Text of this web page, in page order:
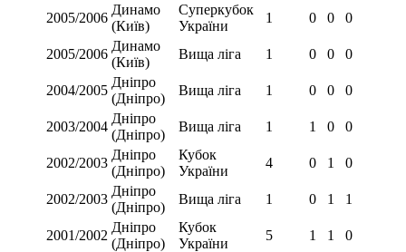
2005/2006
Динамо
(Київ)
Суперкубок
України
1 0 0 0
2005/2006
Динамо
(Київ)
Вища ліга 1 0 0 0
2004/2005
Дніпро
(Дніпро)
Вища ліга 1 0 0 0
2003/2004
Дніпро
(Дніпро)
Вища ліга 1 1 0 0
2002/2003
Дніпро
(Дніпро)
Кубок
України
4 0 1 0
2002/2003
Дніпро
(Дніпро)
Вища ліга 1 0 1 1
2001/2002
Дніпро
(Дніпро)
Кубок
України
5 1 1 0